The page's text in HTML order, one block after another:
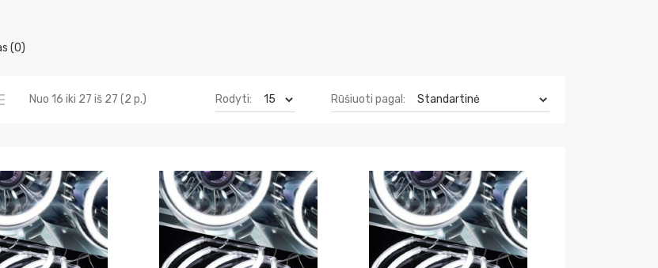
(0)
Nuo 16 iki 27 iš 27 (2 p.) Rūšiuoti pagal:
Rodyti: